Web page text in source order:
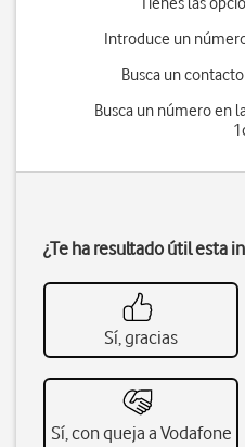
Introduce un
Busca un
Busca un número en
¿Te ha resultado útil esta
Sí, gracias
Sí, con queja a Vodafone